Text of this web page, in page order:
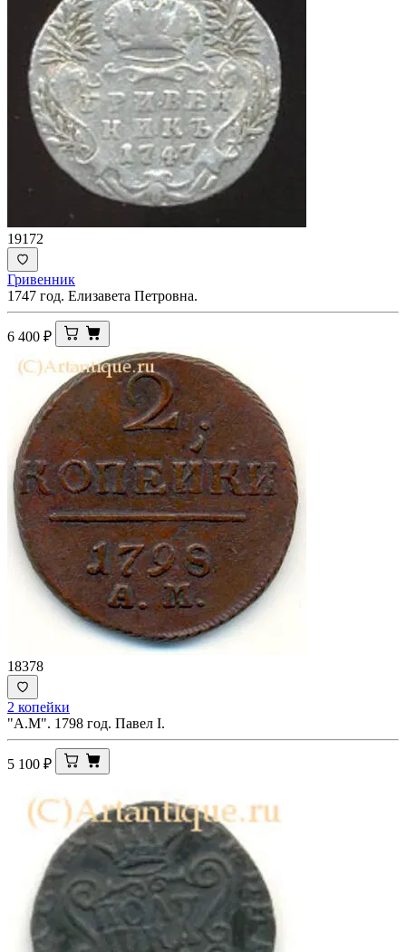
19172
Гривенник
1747 год. Елизавета Петровна.
6 400 ₽
18378
2 копейки
"А.М". 1798 год. Павел I.
5 100 ₽